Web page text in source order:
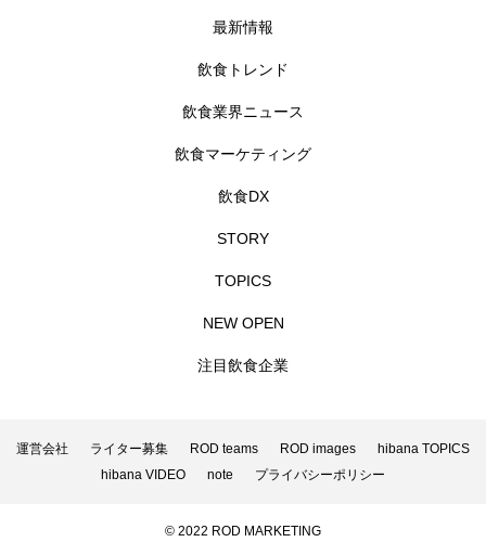
最新情報
飲食トレンド
飲食業界ニュース
飲食マーケティング
飲食DX
STORY
TOPICS
NEW OPEN
注目飲食企業
運営会社 ライター募集 ROD teams ROD images
hibana TOPICS
hibana VIDEO
note プライバシーポリシー
© 2022 ROD MARKETING